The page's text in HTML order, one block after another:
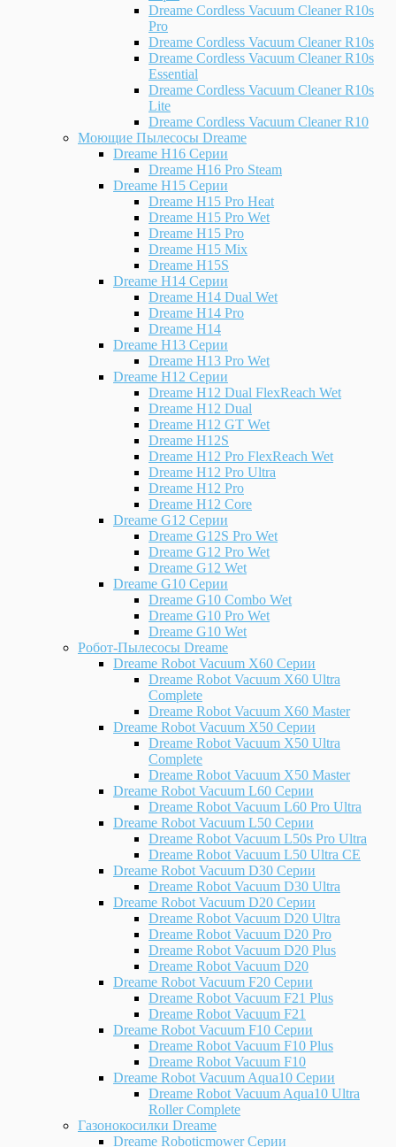
Dreame Cordless Vacuum Cleaner R10s
Pro
Dreame Cordless Vacuum Cleaner R10s
Dreame Cordless Vacuum Cleaner R10s
Essential
Dreame Cordless Vacuum Cleaner R10s
Lite
Dreame Cordless Vacuum Cleaner R10
Моющие Пылесосы Dreame
Dreame H16 Серии
Dreame H16 Pro Steam
Dreame H15 Серии
Dreame H15 Pro Heat
Dreame H15 Pro Wet
Dreame H15 Pro
Dreame H15 Mix
Dreame H15S
Dreame H14 Серии
Dreame H14 Dual Wet
Dreame H14 Pro
Dreame H14
Dreame H13 Серии
Dreame H13 Pro Wet
Dreame H12 Серии
Dreame H12 Dual FlexReach Wet
Dreame H12 Dual
Dreame H12 GT Wet
Dreame H12S
Dreame H12 Pro FlexReach Wet
Dreame H12 Pro Ultra
Dreame H12 Pro
Dreame H12 Core
Dreame G12 Серии
Dreame G12S Pro Wet
Dreame G12 Pro Wet
Dreame G12 Wet
Dreame G10 Серии
Dreame G10 Combo Wet
Dreame G10 Pro Wet
Dreame G10 Wet
Робот-Пылесосы Dreame
Dreame Robot Vacuum X60 Серии
Dreame Robot Vacuum X60 Ultra
Complete
Dreame Robot Vacuum X60 Master
Dreame Robot Vacuum X50 Серии
Dreame Robot Vacuum X50 Ultra
Complete
Dreame Robot Vacuum X50 Master
Dreame Robot Vacuum L60 Серии
Dreame Robot Vacuum L60 Pro Ultra
Dreame Robot Vacuum L50 Серии
Dreame Robot Vacuum L50s Pro Ultra
Dreame Robot Vacuum L50 Ultra CE
Dreame Robot Vacuum D30 Серии
Dreame Robot Vacuum D30 Ultra
Dreame Robot Vacuum D20 Серии
Dreame Robot Vacuum D20 Ultra
Dreame Robot Vacuum D20 Pro
Dreame Robot Vacuum D20 Plus
Dreame Robot Vacuum D20
Dreame Robot Vacuum F20 Серии
Dreame Robot Vacuum F21 Plus
Dreame Robot Vacuum F21
Dreame Robot Vacuum F10 Серии
Dreame Robot Vacuum F10 Plus
Dreame Robot Vacuum F10
Dreame Robot Vacuum Aqua10 Серии
Dreame Robot Vacuum Aqua10 Ultra
Roller Complete
Газонокосилки Dreame
Dreame Roboticmower Серии